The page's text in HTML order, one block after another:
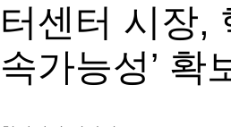
터센터 시장,
속가능성’ 확